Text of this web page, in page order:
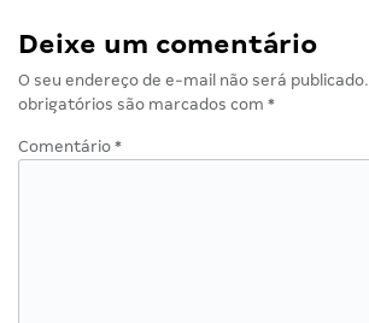
Deixe um comentário
O seu endereço de e-mail não será publicado.
obrigatórios são marcados com *
Comentário *